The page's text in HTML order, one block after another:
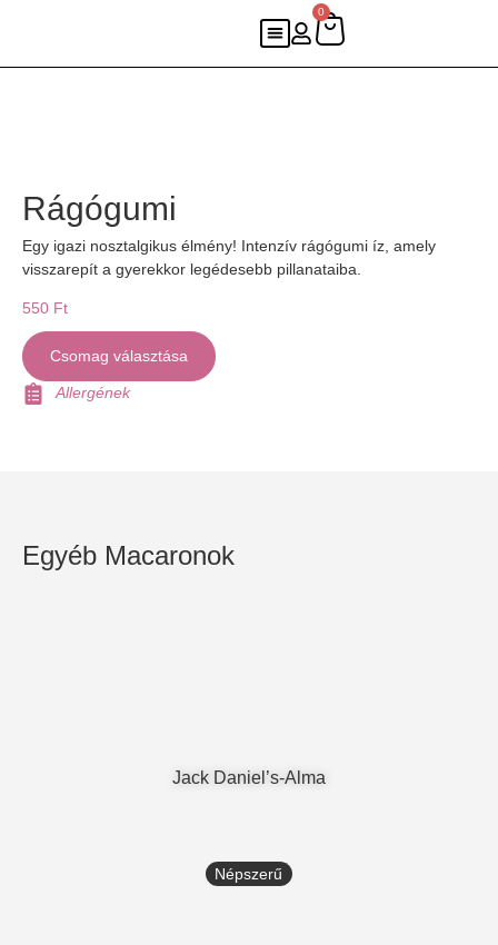
0
Rágógumi
Egy igazi nosztalgikus élmény! Intenzív rágógumi íz, amely
visszarepít a gyerekkor legédesebb pillanataiba.
550 Ft
Csomag választása
Allergének
Egyéb Macaronok
Jack Daniel’s-Alma
Népszerű